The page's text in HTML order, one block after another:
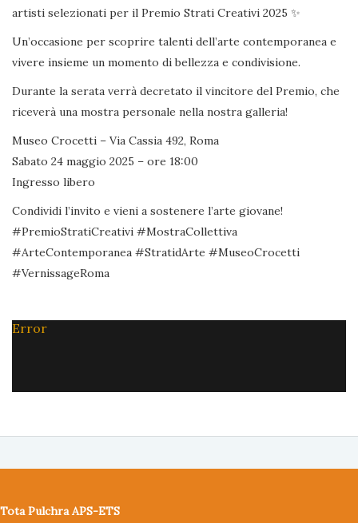
artisti selezionati per il Premio Strati Creativi 2025 ✨
Un’occasione per scoprire talenti dell’arte contemporanea e
vivere insieme un momento di bellezza e condivisione.
Durante la serata verrà decretato il vincitore del Premio, che
riceverà una mostra personale nella nostra galleria!
Museo Crocetti – Via Cassia 492, Roma
Sabato 24 maggio 2025 – ore 18:00
Ingresso libero
Condividi l’invito e vieni a sostenere l’arte giovane!
#PremioStratiCreativi #MostraCollettiva
#ArteContemporanea #StratidArte #MuseoCrocetti
#VernissageRoma
Error
Tota Pulchra APS-ETS